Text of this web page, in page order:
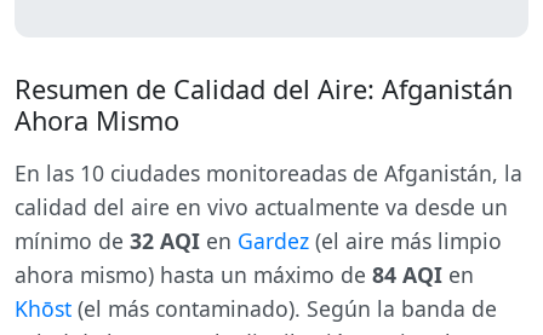
Resumen de Calidad del Aire: Afganistán
Ahora Mismo
En las 10 ciudades monitoreadas de Afganistán, la
calidad del aire en vivo actualmente va desde un
mínimo de 32 AQI en Gardez (el aire más limpio
ahora mismo) hasta un máximo de 84 AQI en
Khōst (el más contaminado). Según la banda de